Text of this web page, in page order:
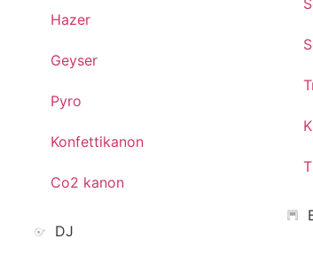
Hazer
Geyser
Pyro
Konfettikanon
Co2 kanon
DJ